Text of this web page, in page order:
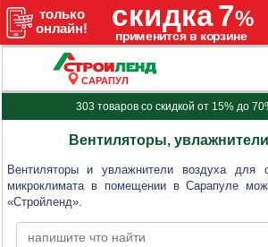
САРАПУЛ
303 товаров со скидкой от 15% до
Вентиляторы,
Вентиляторы и увлажнители воздуха для
микроклимата в помещении в Сарапуле
«Стройленд».